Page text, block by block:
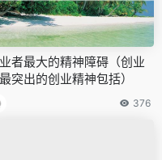
者最大的精神障碍（创业
突出的创业精神包括）
376